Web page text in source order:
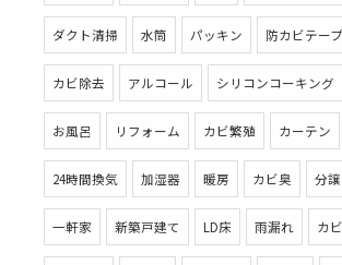
ダクト清掃 水筒 パッキン 防カビテープ
カビ除去 アルコール シリコンコーキング
お風呂 リフォーム カビ繁殖 カーテン
24時間換気 加湿器 暖房 カビ臭 分
一軒家 新築戸建て LD床 雨漏れ カ